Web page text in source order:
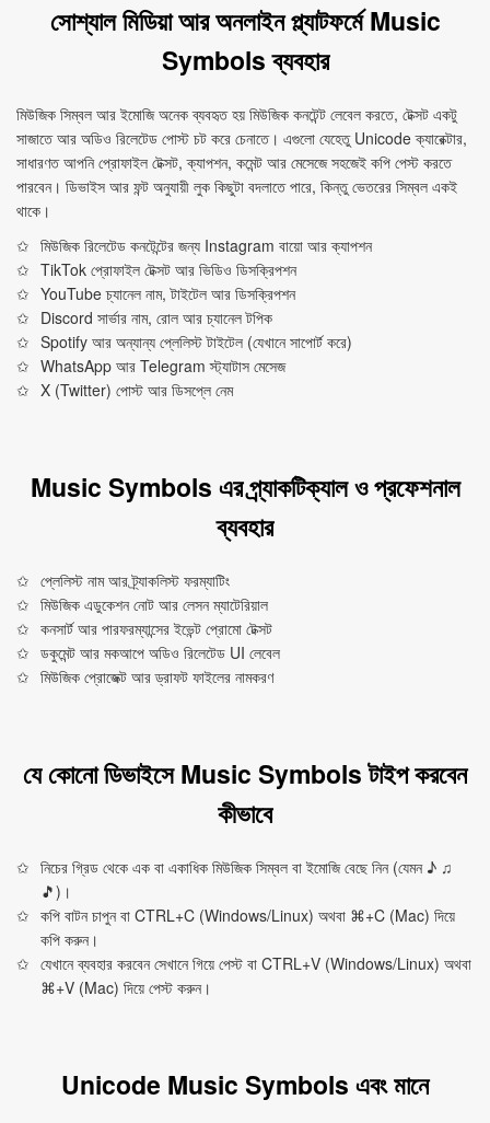
সোশ্যাল মিডিয়া আর অনলাইন প্ল্যাটফর্মে Music
Symbols ব্যবহার
মিউজিক সিম্বল আর ইমোজি অনেক ব্যবহৃত হয় মিউজিক কনটেন্ট লেবেল করতে, টেক্সট একটু
সাজাতে আর অডিও রিলেটেড পোস্ট চট করে চেনাতে। এগুলো যেহেতু Unicode ক্যারেক্টার,
সাধারণত আপনি প্রোফাইল টেক্সট, ক্যাপশন, কমেন্ট আর মেসেজে সহজেই কপি পেস্ট করতে
পারবেন। ডিভাইস আর ফন্ট অনুযায়ী লুক কিছুটা বদলাতে পারে, কিন্তু ভেতরের সিম্বল একই
থাকে।
মিউজিক রিলেটেড কনটেন্টের জন্য Instagram বায়ো আর ক্যাপশন
TikTok প্রোফাইল টেক্সট আর ভিডিও ডিসক্রিপশন
YouTube চ্যানেল নাম, টাইটেল আর ডিসক্রিপশন
Discord সার্ভার নাম, রোল আর চ্যানেল টপিক
Spotify আর অন্যান্য প্লেলিস্ট টাইটেল (যেখানে সাপোর্ট করে)
WhatsApp আর Telegram স্ট্যাটাস মেসেজ
X (Twitter) পোস্ট আর ডিসপ্লে নেম
Music Symbols এর প্র্যাকটিক্যাল ও প্রফেশনাল
ব্যবহার
প্লেলিস্ট নাম আর ট্র্যাকলিস্ট ফরম্যাটিং
মিউজিক এডুকেশন নোট আর লেসন ম্যাটেরিয়াল
কনসার্ট আর পারফরম্যান্সের ইভেন্ট প্রোমো টেক্সট
ডকুমেন্ট আর মকআপে অডিও রিলেটেড UI লেবেল
মিউজিক প্রোজেক্ট আর ড্রাফট ফাইলের নামকরণ
যে কোনো ডিভাইসে Music Symbols টাইপ করবেন
কীভাবে
নিচের গ্রিড থেকে এক বা একাধিক মিউজিক সিম্বল বা ইমোজি বেছে নিন (যেমন ♪ ♫
🎵)।
কপি বাটন চাপুন বা CTRL+C (Windows/Linux) অথবা ⌘+C (Mac) দিয়ে
কপি করুন।
যেখানে ব্যবহার করবেন সেখানে গিয়ে পেস্ট বা CTRL+V (Windows/Linux) অথবা
⌘+V (Mac) দিয়ে পেস্ট করুন।
Unicode Music Symbols এবং মানে